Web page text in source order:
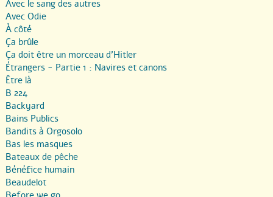
Avec le sang des autres
Avec Odie
À côté
Ça brûle
Ça doit être un morceau d’Hitler
Étrangers - Partie 1 : Navires et canons
Être là
B 224
Backyard
Bains Publics
Bandits à Orgosolo
Bas les masques
Bateaux de pêche
Bénéfice humain
Beaudelot